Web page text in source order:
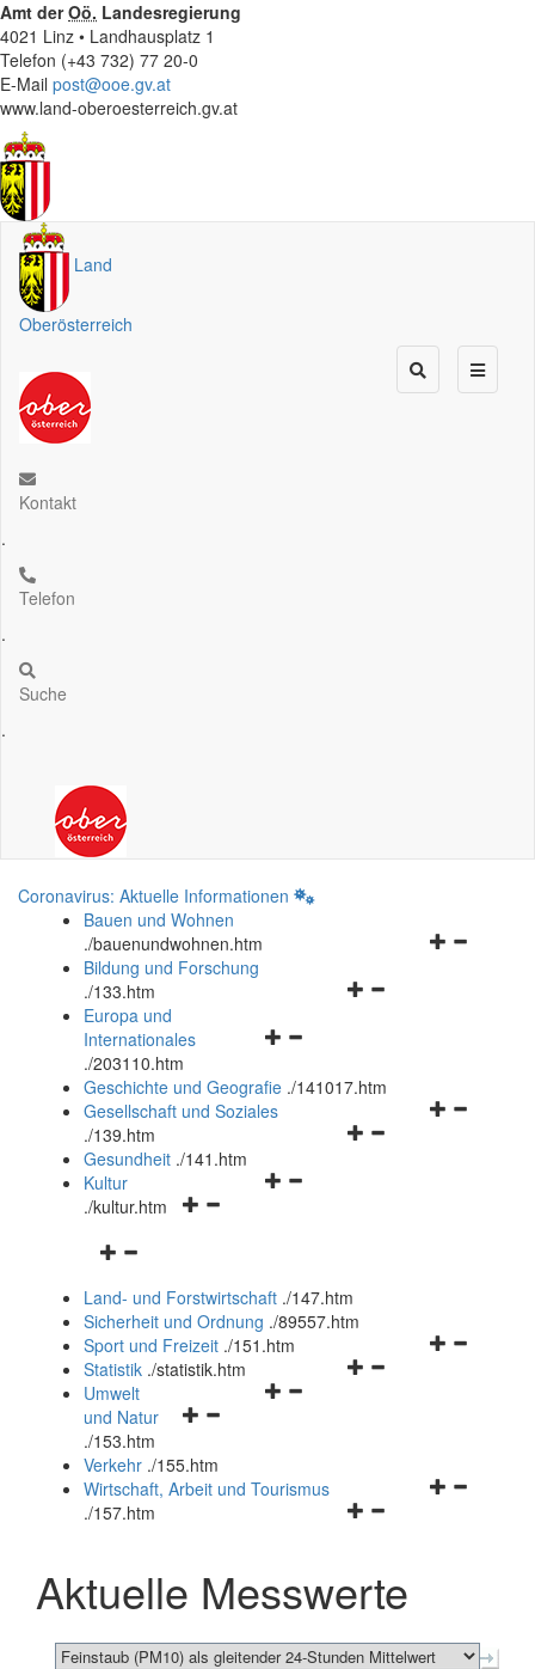
Amt derOö. Landesregierung
4021 Linz • Landhausplatz 1
Telefon (+43 732) 77 20-0
E-Mail post@ooe.gv.at
www.land-oberoesterreich.gv.at
Land
Oberösterreich
Kontakt
.
Telefon
.
Suche
.
Coronavirus: Aktuelle Informationen
Bauen und Wohnen
./bauenundwohnen.htm
Navigationsmenü
Bildung und Forschung
./133.htm
Navigationsmenü
und
schließen
Europa und
Internationales
./203110.htm
Geschichte und Geografie ./141017.htm
Navigationsmenü
Gesellschaft und Soziales
./139.htm
Navigationsmenü
Gesundheit ./141.htm
Navigationsmenü
Kultur
./kultur.htm
Navigationsmenü
und
schließen
Land- und Forstwirtschaft ./147.htm
Sicherheit und Ordnung ./89557.htm
Navigationsmenü
Sport und Freizeit ./151.htm
Navigationsmenü
Statistik ./statistik.htm
Navigationsmenü
und
schließen
Umwelt
und Natur
./153.htm
Verkehr ./155.htm
Navigationsmenü
schließen
Wirtschaft, Arbeit und Tourismus
./157.htm
Aktuelle Messwerte